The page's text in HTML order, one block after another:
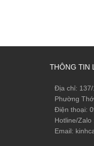
THÔNG TIN
Địa chỉ: 137/
Phường
Điện thoại:
Hotline/Zalo
Email: